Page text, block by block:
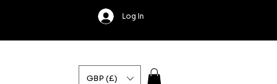
Log In
GBP (£)